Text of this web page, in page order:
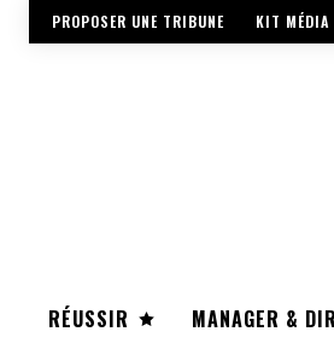
PROPOSER UNE TRIBUNE KIT MÉDIA
RÉUSSIR MANAGER &